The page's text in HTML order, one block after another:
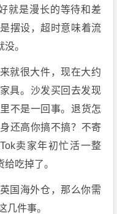
就是漫长的等待和差
摆设，超时意味着流
。
就很大件，现在大约
具。沙发买回去发现
不是一回事。退货怎
还高你搞不搞？不寄
卖家年初忙活一整
吃掉了。
国海外仓，那么你需
几件事。